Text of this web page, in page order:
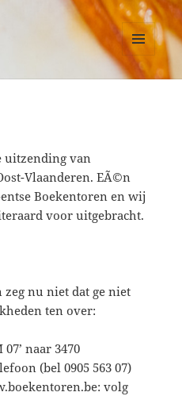
MENU
EN
uitzending van
Vlaanderen. EÃ©n
Boekentoren en wij
voor uitgebracht.
nu niet dat ge niet
ten over:
naar 3470
(bel 0905 563 07)
volg